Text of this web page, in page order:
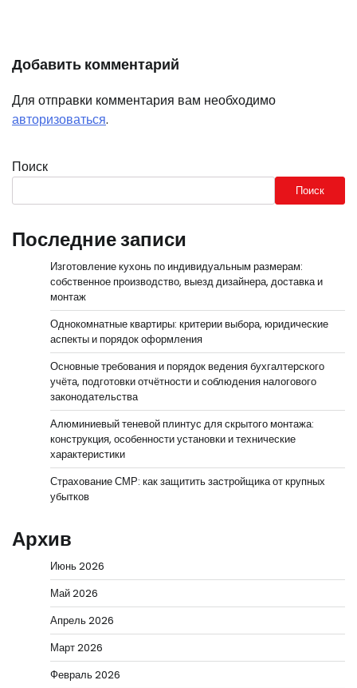
Добавить комментарий
Для отправки комментария вам необходимо
авторизоваться.
Поиск
Поиск
Последние записи
Изготовление кухонь по индивидуальным размерам:
собственное производство, выезд дизайнера, доставка и
монтаж
Однокомнатные квартиры: критерии выбора, юридические
аспекты и порядок оформления
Основные требования и порядок ведения бухгалтерского
учёта, подготовки отчётности и соблюдения налогового
законодательства
Алюминиевый теневой плинтус для скрытого монтажа:
конструкция, особенности установки и технические
характеристики
Страхование СМР: как защитить застройщика от крупных
убытков
Архив
Июнь 2026
Май 2026
Апрель 2026
Март 2026
Февраль 2026